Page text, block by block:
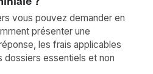
vous pouvez demander en
présenter une
les frais applicables
essentiels et non